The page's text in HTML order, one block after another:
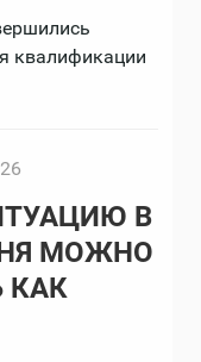
квалификации
В
МОЖНО
КАК